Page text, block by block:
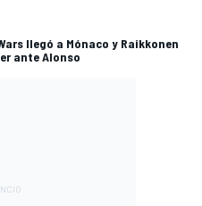
llegó a Mónaco y Raikkonen
ante Alonso